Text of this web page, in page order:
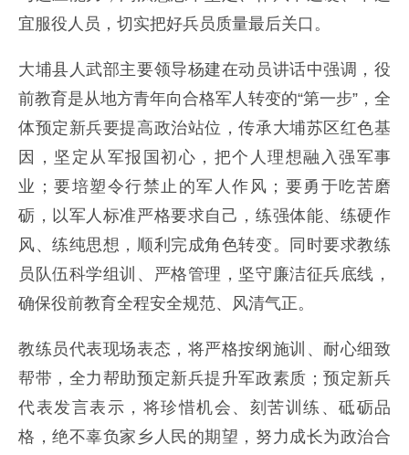
宜服役人员，切实把好兵员质量最后关口。
大埔县人武部主要领导杨建在动员讲话中强调，役
前教育是从地方青年向合格军人转变的“第一步”，全
体预定新兵要提高政治站位，传承大埔苏区红色基
因，坚定从军报国初心，把个人理想融入强军事
业；要培塑令行禁止的军人作风；要勇于吃苦磨
砺，以军人标准严格要求自己，练强体能、练硬作
风、练纯思想，顺利完成角色转变。同时要求教练
员队伍科学组训、严格管理，坚守廉洁征兵底线，
确保役前教育全程安全规范、风清气正。
教练员代表现场表态，将严格按纲施训、耐心细致
帮带，全力帮助预定新兵提升军政素质；预定新兵
代表发言表示，将珍惜机会、刻苦训练、砥砺品
格，绝不辜负家乡人民的期望，努力成长为政治合